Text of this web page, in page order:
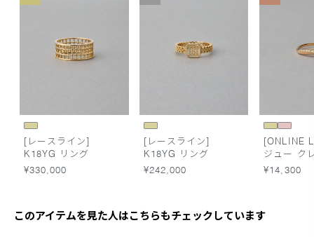
[レースライン]
K18YG リング
¥330,000
[レースライン]
K18YG リング
¥242,000
[ONLINE
ジュー ク
ーン リン
¥14,300
このアイテムを見た人はこちらもチェックしています